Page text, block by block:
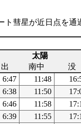
ト彗星が近日点を通
太陽
出 南中
没
6:47 11:48
6:38 11:50
6:46 11:58
6:39 11:55